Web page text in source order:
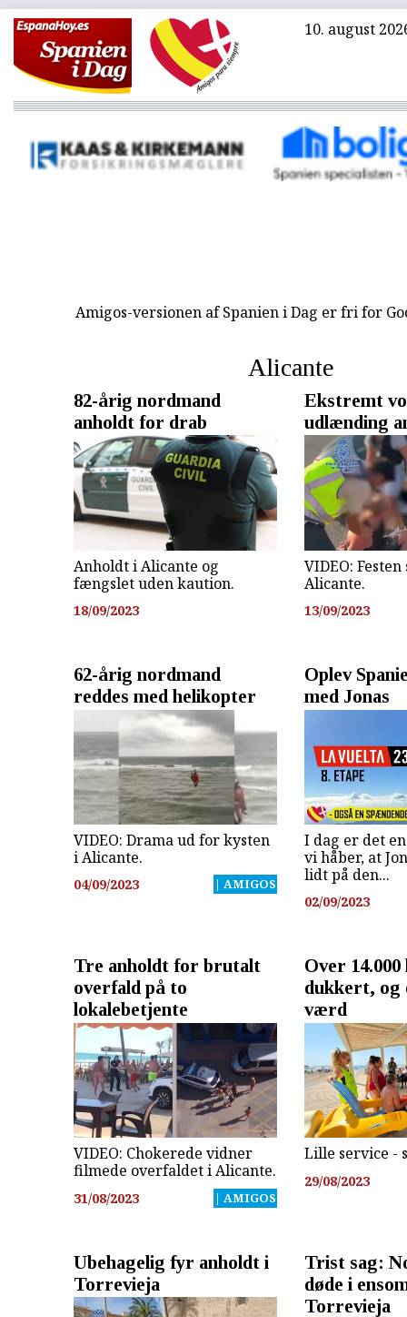
10. august
Amigos-versionen af Spanien i Dag er fri for
Alicante
82-årig nordmand
anholdt for drab
Anholdt i Alicante og
fængslet uden kaution.
18/09/2023
Ekstremt
udlænding
VIDEO:
Alicante.
13/09/2023
62-årig nordmand
reddes med helikopter
VIDEO: Drama ud for kysten
i Alicante.
04/09/2023 | AMIGOS
Oplev
med Jonas
I dag er det
vi håber, at
lidt på den...
02/09/2023
Tre anholdt for brutalt
overfald på to
lokalebetjente
VIDEO: Chokerede vidner
filmede overfaldet i Alicante.
31/08/2023 | AMIGOS
Over
dukkert, og
værd
Lille service -
29/08/2023
Ubehagelig fyr anholdt i
Torrevieja
Trist sag:
døde i
Torrevieja